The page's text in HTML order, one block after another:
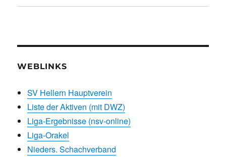
WEBLINKS
SV Hellern Hauptverein
Liste der Aktiven (mit DWZ)
Liga-Ergebnisse (nsv-online)
Liga-Orakel
Nieders. Schachverband